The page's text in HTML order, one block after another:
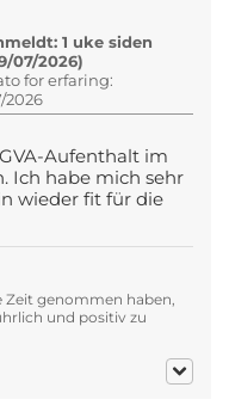
1 uke siden
07/2026)
for erfaring:
2026
Aufenthalt im
Ich habe mich sehr
wieder fit für die
Zeit genommen haben,
und positiv zu